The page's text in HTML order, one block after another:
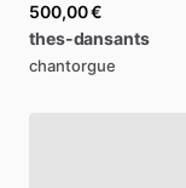
500,00 €
thes-dansants
chantorgue